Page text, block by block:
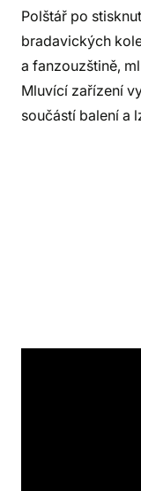
Polštář po
bradavických
a fanzouzštině,
Mluvící zařízení
součástí balení a